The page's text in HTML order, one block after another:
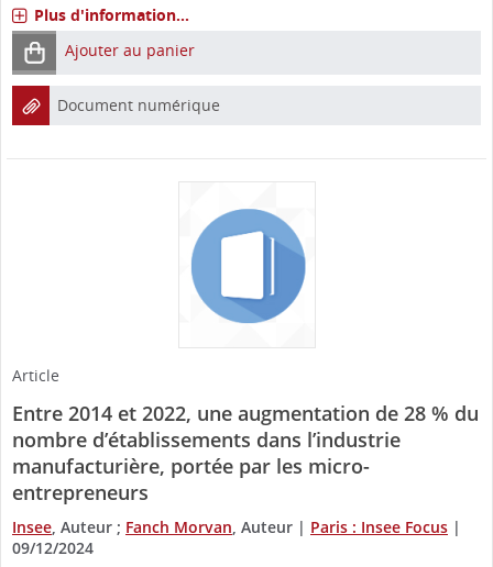
Plus d'information...
Ajouter au panier
Document numérique
Article
Entre 2014 et 2022, une augmentation de 28 % du
nombre d’établissements dans l’industrie
manufacturière, portée par les micro-
entrepreneurs
Insee , Auteur ; Fanch Morvan , Auteur | Paris : Insee Focus |
09/12/2024